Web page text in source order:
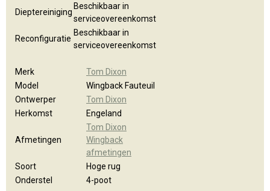
Dieptereiniging
Beschikbaar in
serviceovereenkomst
Reconfiguratie
Beschikbaar in
serviceovereenkomst
Merk
Tom Dixon
Model
Wingback Fauteuil
Ontwerper
Tom Dixon
Herkomst
Engeland
Afmetingen
Tom Dixon
Wingback
afmetingen
Soort
Hoge rug
Onderstel
4-poot